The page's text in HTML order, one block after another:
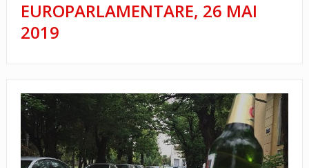
EUROPARLAMENTARE, 26 MAI
2019